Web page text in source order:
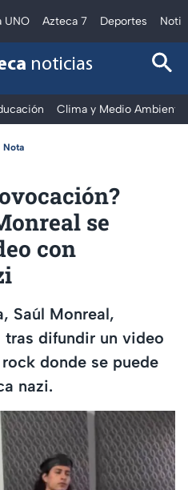
UNO Azteca 7 Deportes
noticias
Clima y Medio Ambiente
Nota
se
con
Saúl Monreal,
difundir un video
donde se puede
nazi.